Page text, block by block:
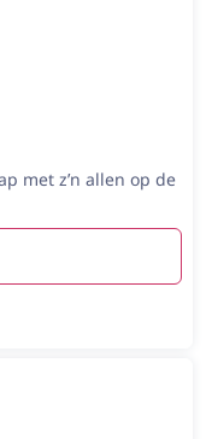
met z’n allen op de